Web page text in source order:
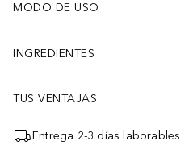
MODO DE USO
INGREDIENTES
TUS VENTAJAS
Entrega 2-3 días laborables